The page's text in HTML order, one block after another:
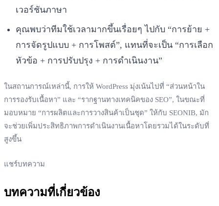
เวอร์ชันภาษา
คุณพบว่าทีมใช้เวลามากขึ้นเรื่อยๆ ไปกับ “การย้าย +
การจัดรูปแบบ + การโพสต์”, แทนที่จะเป็น “การเลือก
หัวข้อ + การปรับปรุง + การดำเนินงาน”
ในสถานการณ์เหล่านี้, การให้ WordPress มุ่งเน้นไปที่ “ส่วนหน้าใน
การรองรับเนื้อหา” และ “รากฐานทางเทคนิคของ SEO”, ในขณะที่
มอบหมาย “การผลิตและการวางสินค้าเป็นชุด” ให้กับ SEONIB, มัก
จะช่วยเพิ่มประสิทธิภาพการดำเนินงานเนื้อหาโดยรวมได้ในระดับที่
สูงขึ้น
แชร์บทความ
บทความที่เกี่ยวข้อง